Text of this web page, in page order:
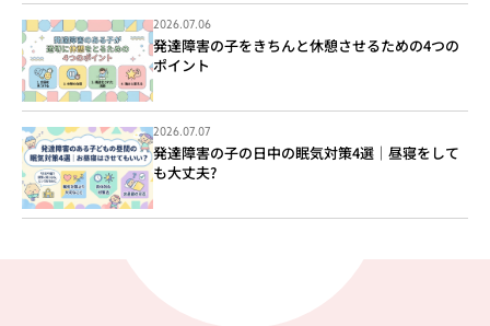
2026.07.06
発達障害の子をきちんと休憩させるための4つの
ポイント
2026.07.07
発達障害の子の日中の眠気対策4選｜昼寝をして
も大丈夫?